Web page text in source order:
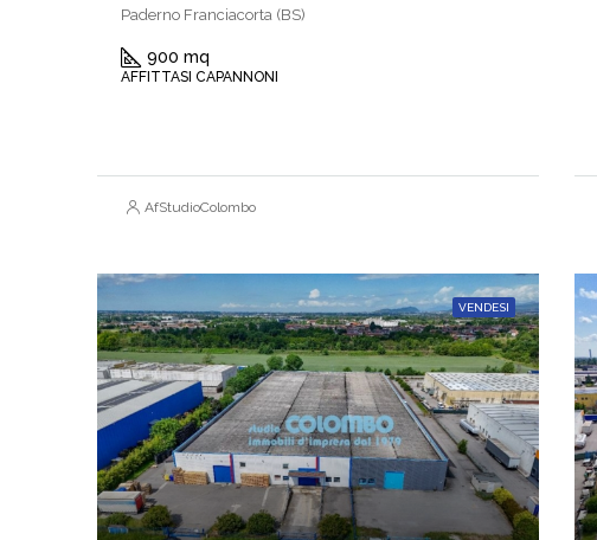
Paderno Franciacorta (BS)
900 mq
AFFITTASI CAPANNONI
AfStudioColombo
VENDESI